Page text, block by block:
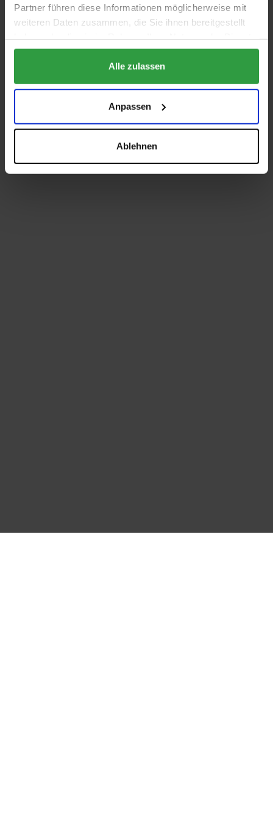
Partner führen diese Informationen möglicherweise mit
weiteren Daten zusammen, die Sie ihnen bereitgestellt
gesammelt haben.
Alle zulassen
Anpassen
Ablehnen